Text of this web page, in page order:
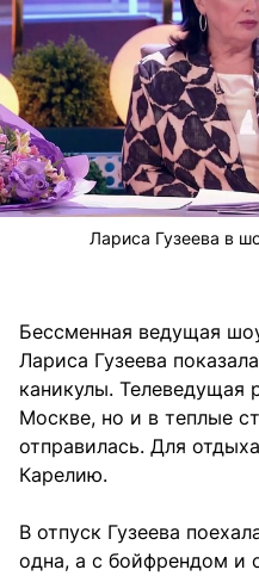
Лариса Гузеева в
Бессменная ведущая
Лариса Гузеева
каникулы. Телеведущая
Москве, но и в теплые
отправилась. Для
Карелию.
В отпуск Гузеева
одна, а с бойфрендом и